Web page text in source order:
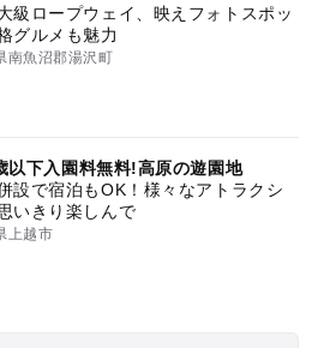
級ロープウェイ、映えフォトスポッ
グルメも魅力
南魚沼郡湯沢町
以下入園料無料!高原の遊園地
設で宿泊もOK！様々なアトラクシ
いきり楽しんで
上越市